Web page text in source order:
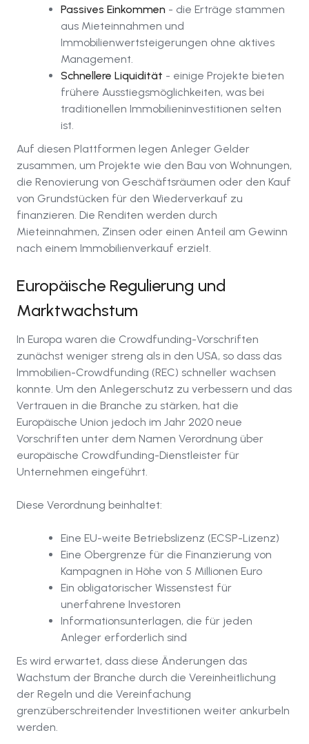
Passives Einkommen - die Erträge stammen
aus Mieteinnahmen und
Immobilienwertsteigerungen ohne aktives
Management.
Schnellere Liquidität - einige Projekte bieten
frühere Ausstiegsmöglichkeiten, was bei
traditionellen Immobilieninvestitionen selten
ist.
Auf diesen Plattformen legen Anleger Gelder
zusammen, um Projekte wie den Bau von Wohnungen,
die Renovierung von Geschäftsräumen oder den Kauf
von Grundstücken für den Wiederverkauf zu
finanzieren. Die Renditen werden durch
Mieteinnahmen, Zinsen oder einen Anteil am Gewinn
nach einem Immobilienverkauf erzielt.
Europäische Regulierung und
Marktwachstum
In Europa waren die Crowdfunding-Vorschriften
zunächst weniger streng als in den USA, so dass das
Immobilien-Crowdfunding (REC) schneller wachsen
konnte. Um den Anlegerschutz zu verbessern und das
Vertrauen in die Branche zu stärken, hat die
Europäische Union jedoch im Jahr 2020 neue
Vorschriften unter dem Namen Verordnung über
europäische Crowdfunding-Dienstleister für
Unternehmen eingeführt.
Diese Verordnung beinhaltet:
Eine EU-weite Betriebslizenz (ECSP-Lizenz)
Eine Obergrenze für die Finanzierung von
Kampagnen in Höhe von 5 Millionen Euro
Ein obligatorischer Wissenstest für
unerfahrene Investoren
Informationsunterlagen, die für jeden
Anleger erforderlich sind
Es wird erwartet, dass diese Änderungen das
Wachstum der Branche durch die Vereinheitlichung
der Regeln und die Vereinfachung
grenzüberschreitender Investitionen weiter ankurbeln
werden.